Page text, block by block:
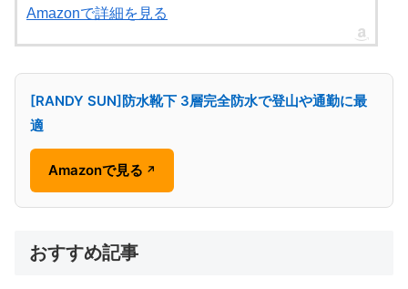
Amazonで詳細を見る
[RANDY SUN]防水靴下 3層完全防水で登山や通勤に最
適
Amazonで見る ↗
おすすめ記事